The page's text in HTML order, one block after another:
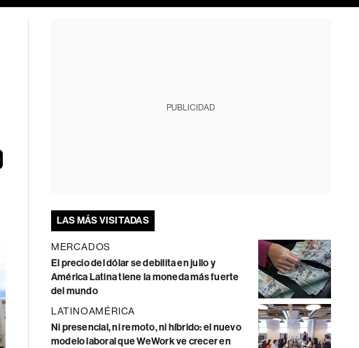
PUBLICIDAD
LAS MÁS VISITADAS
MERCADOS
El precio del dólar se debilita en julio y
América Latina tiene la moneda más fuerte
del mundo
LATINOAMÉRICA
Ni presencial, ni remoto, ni híbrido: el nuevo
modelo laboral que WeWork ve crecer en